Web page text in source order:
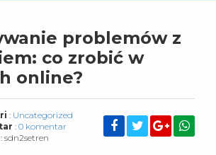
problemów z
co zrobić w
online?
: Uncategorized
: 0 komentar
: sdn2setren